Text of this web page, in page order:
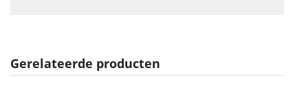
Gerelateerde producten